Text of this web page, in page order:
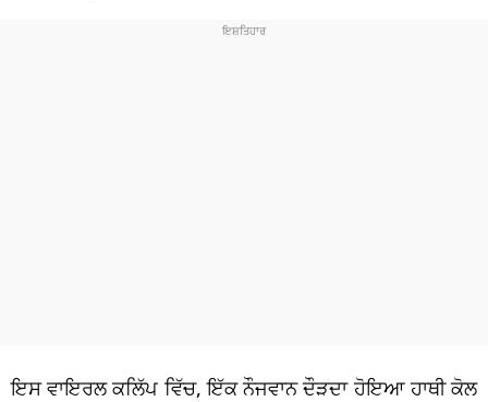
ਇਸ ਵਾਇਰਲ ਕਲਿੱਪ ਵਿੱਚ, ਇੱਕ ਨੌਜਵਾਨ ਦੌੜਦਾ ਹੋਇਆ ਹਾਥੀ ਕੋਲ